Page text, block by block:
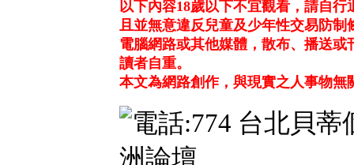
以下內容18歲以下不宜觀看，請自
且並無意違反兒童及少年性交易防
電腦網路或其他媒體，散布、播送
讀者自重。
本文為網路創作，與現實之人事物